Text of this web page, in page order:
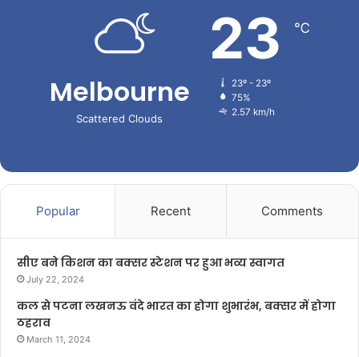
Melbourne
Scattered Clouds
23 ℃
23º - 23º
75%
2.57 km/h
Popular Recent Comments
सीए बने किशन का बक्सर स्टेशन पर हुआ भव्य स्वागत
July 22, 2024
कल से पटना लखनऊ वंदे भारत का होगा शुभारंभ, बक्सर में होगा
ठहराव
March 11, 2024